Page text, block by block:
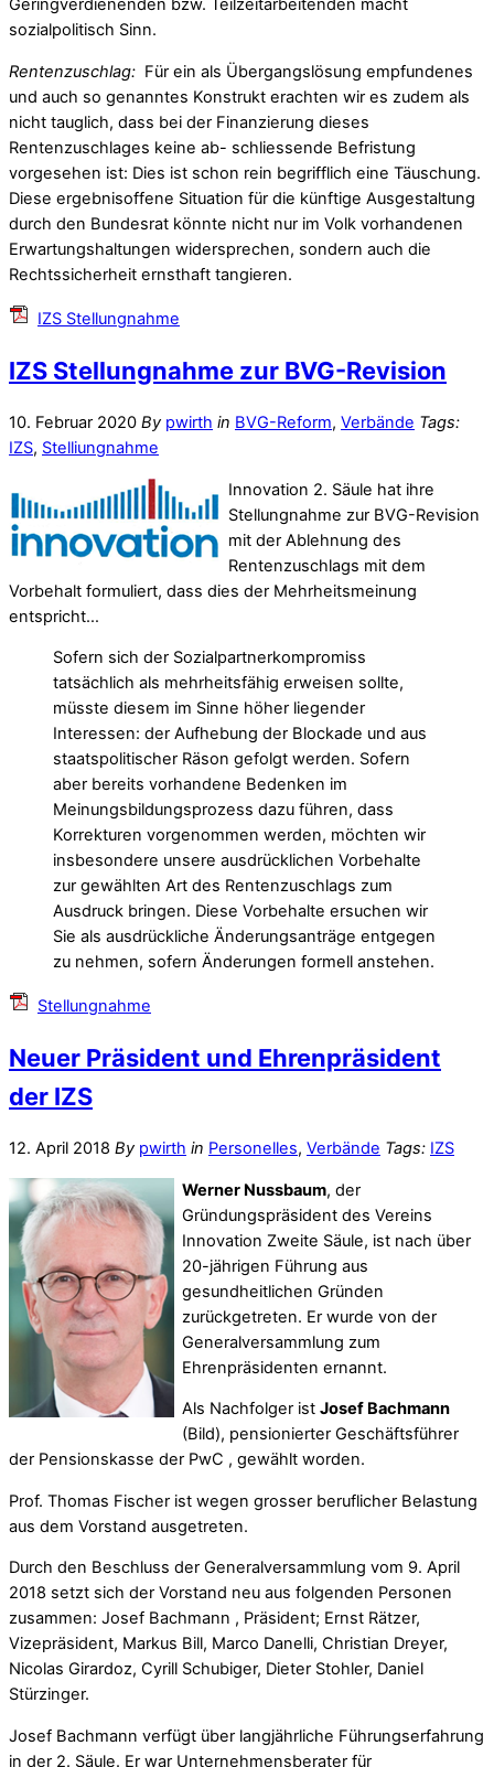
Geringverdienenden bzw. Teilzeitarbeitenden macht
sozialpolitisch Sinn.
Rentenzuschlag: Für ein als Übergangslösung empfundenes
und auch so genanntes Konstrukt erachten wir es zudem als
nicht tauglich, dass bei der Finanzierung dieses
Rentenzuschlages keine ab- schliessende Befristung
vorgesehen ist: Dies ist schon rein begrifflich eine Täuschung.
Diese ergebnisoffene Situation für die künftige Ausgestaltung
durch den Bundesrat könnte nicht nur im Volk vorhandenen
Erwartungshaltungen widersprechen, sondern auch die
Rechtssicherheit ernsthaft tangieren.
IZS Stellungnahme
IZS Stellungnahme zur BVG-Revision
10. Februar 2020 By pwirth in BVG-Reform, Verbände Tags:
IZS, Stelliungnahme
Innovation 2. Säule hat ihre
Stellungnahme zur BVG-Revision
mit der Ablehnung des
Rentenzuschlags mit dem
Vorbehalt formuliert, dass dies der Mehrheitsmeinung
entspricht…
Sofern sich der Sozialpartnerkompromiss
tatsächlich als mehrheitsfähig erweisen sollte,
müsste diesem im Sinne höher liegender
Interessen: der Aufhebung der Blockade und aus
staatspolitischer Räson gefolgt werden. Sofern
aber bereits vorhandene Bedenken im
Meinungsbildungsprozess dazu führen, dass
Korrekturen vorgenommen werden, möchten wir
insbesondere unsere ausdrücklichen Vorbehalte
zur gewählten Art des Rentenzuschlags zum
Ausdruck bringen. Diese Vorbehalte ersuchen wir
Sie als ausdrückliche Änderungsanträge entgegen
zu nehmen, sofern Änderungen formell anstehen.
Stellungnahme
Neuer Präsident und Ehrenpräsident
der IZS
12. April 2018 By pwirth in Personelles, Verbände Tags: IZS
Werner Nussbaum, der
Gründungspräsident des Vereins
Innovation Zweite Säule, ist nach über
20-jährigen Führung aus
gesundheitlichen Gründen
zurückgetreten. Er wurde von der
Generalversammlung zum
Ehrenpräsidenten ernannt.
Als Nachfolger ist Josef Bachmann
(Bild), pensionierter Geschäftsführer
der Pensionskasse der PwC , gewählt worden.
Prof. Thomas Fischer ist wegen grosser beruflicher Belastung
aus dem Vorstand ausgetreten.
Durch den Beschluss der Generalversammlung vom 9. April
2018 setzt sich der Vorstand neu aus folgenden Personen
zusammen: Josef Bachmann , Präsident; Ernst Rätzer,
Vizepräsident, Markus Bill, Marco Danelli, Christian Dreyer,
Nicolas Girardoz, Cyrill Schubiger, Dieter Stohler, Daniel
Stürzinger.
Josef Bachmann verfügt über langjährliche Führungserfahrung
in der 2. Säule. Er war Unternehmensberater für